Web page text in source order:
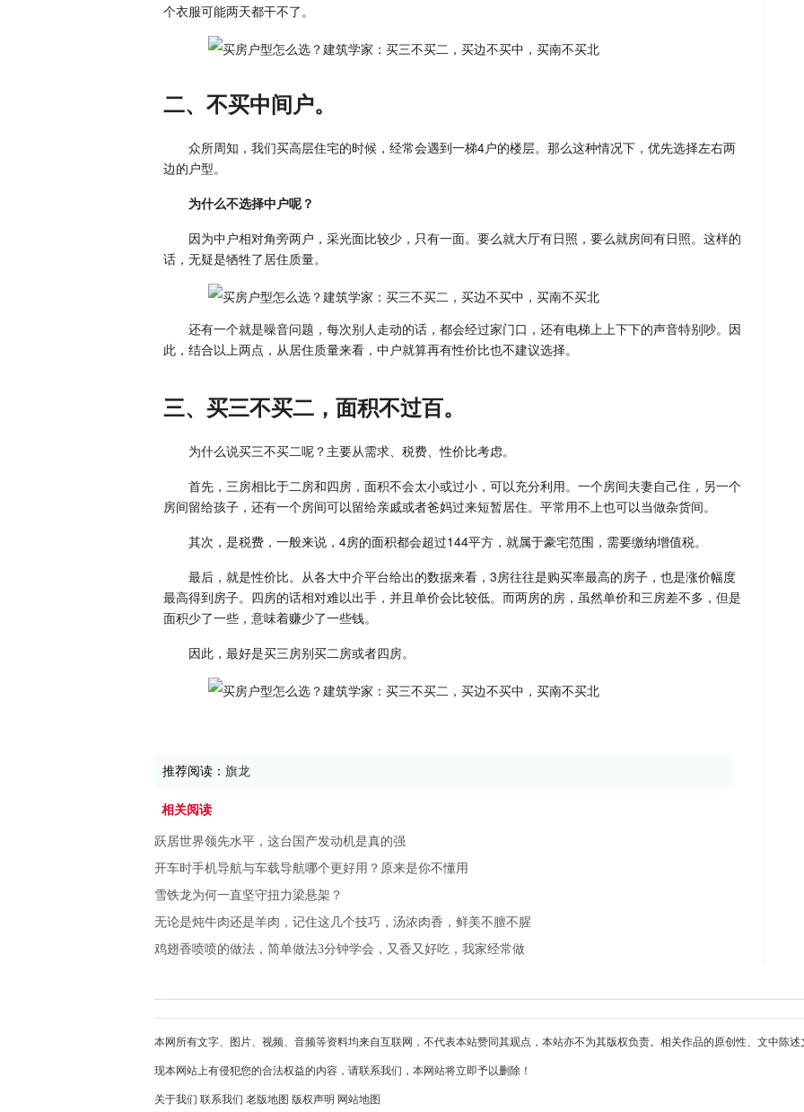
个衣服可能两天都干不了。
二、不买中间户。
众所周知，我们买高层住宅的时候，经常会遇到一梯4户的楼层。那么这种情况下，优先选择左右两
边的户型。
为什么不选择中户呢？
因为中户相对角旁两户，采光面比较少，只有一面。要么就大厅有日照，要么就房间有日照。这样的
话，无疑是牺牲了居住质量。
还有一个就是噪音问题，每次别人走动的话，都会经过家门口，还有电梯上上下下的声音特别吵。因
此，结合以上两点，从居住质量来看，中户就算再有性价比也不建议选择。
三、买三不买二，面积不过百。
为什么说买三不买二呢？主要从需求、税费、性价比考虑。
首先，三房相比于二房和四房，面积不会太小或过小，可以充分利用。一个房间夫妻自己住，另一个
房间留给孩子，还有一个房间可以留给亲戚或者爸妈过来短暂居住。平常用不上也可以当做杂货间。
其次，是税费，一般来说，4房的面积都会超过144平方，就属于豪宅范围，需要缴纳增值税。
最后，就是性价比。从各大中介平台给出的数据来看，3房往往是购买率最高的房子，也是涨价幅度
最高得到房子。四房的话相对难以出手，并且单价会比较低。而两房的房，虽然单价和三房差不多，但是
面积少了一些，意味着赚少了一些钱。
因此，最好是买三房别买二房或者四房。
推荐阅读： 旗龙
相关阅读
跃居世界领先水平，这台国产发动机是真的强
开车时手机导航与车载导航哪个更好用？原来是你不懂用
雪铁龙为何一直坚守扭力梁悬架？
无论是炖牛肉还是羊肉，记住这几个技巧，汤浓肉香，鲜美不膻不腥
鸡翅香喷喷的做法，简单做法3分钟学会，又香又好吃，我家经常做
本网所有文字、图片、视频、音频等资料均来自互联网，不代表本站赞同其观点，本站亦不为其版权负责。相关作品的原创性、文中陈
现本网站上有侵犯您的合法权益的内容，请联系我们，本网站将立即予以删除！
关于我们 联系我们 老版地图 版权声明 网站地图